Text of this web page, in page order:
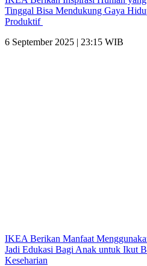
Tinggal Bisa Mendukung Gaya
Produktif
6 September 2025 | 23:15 WIB
IKEA Berikan Manfaat
Jadi Edukasi Bagi Anak untuk Ikut
Keseharian